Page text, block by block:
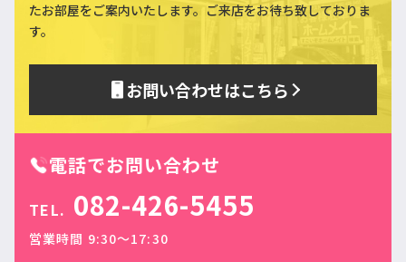
たお部屋をご案内いたします。ご来店をお待ち致しておりま
す。
お問い合わせはこちら
電話でお問い合わせ
TEL. 082-426-5455
営業時間 9:30〜17:30